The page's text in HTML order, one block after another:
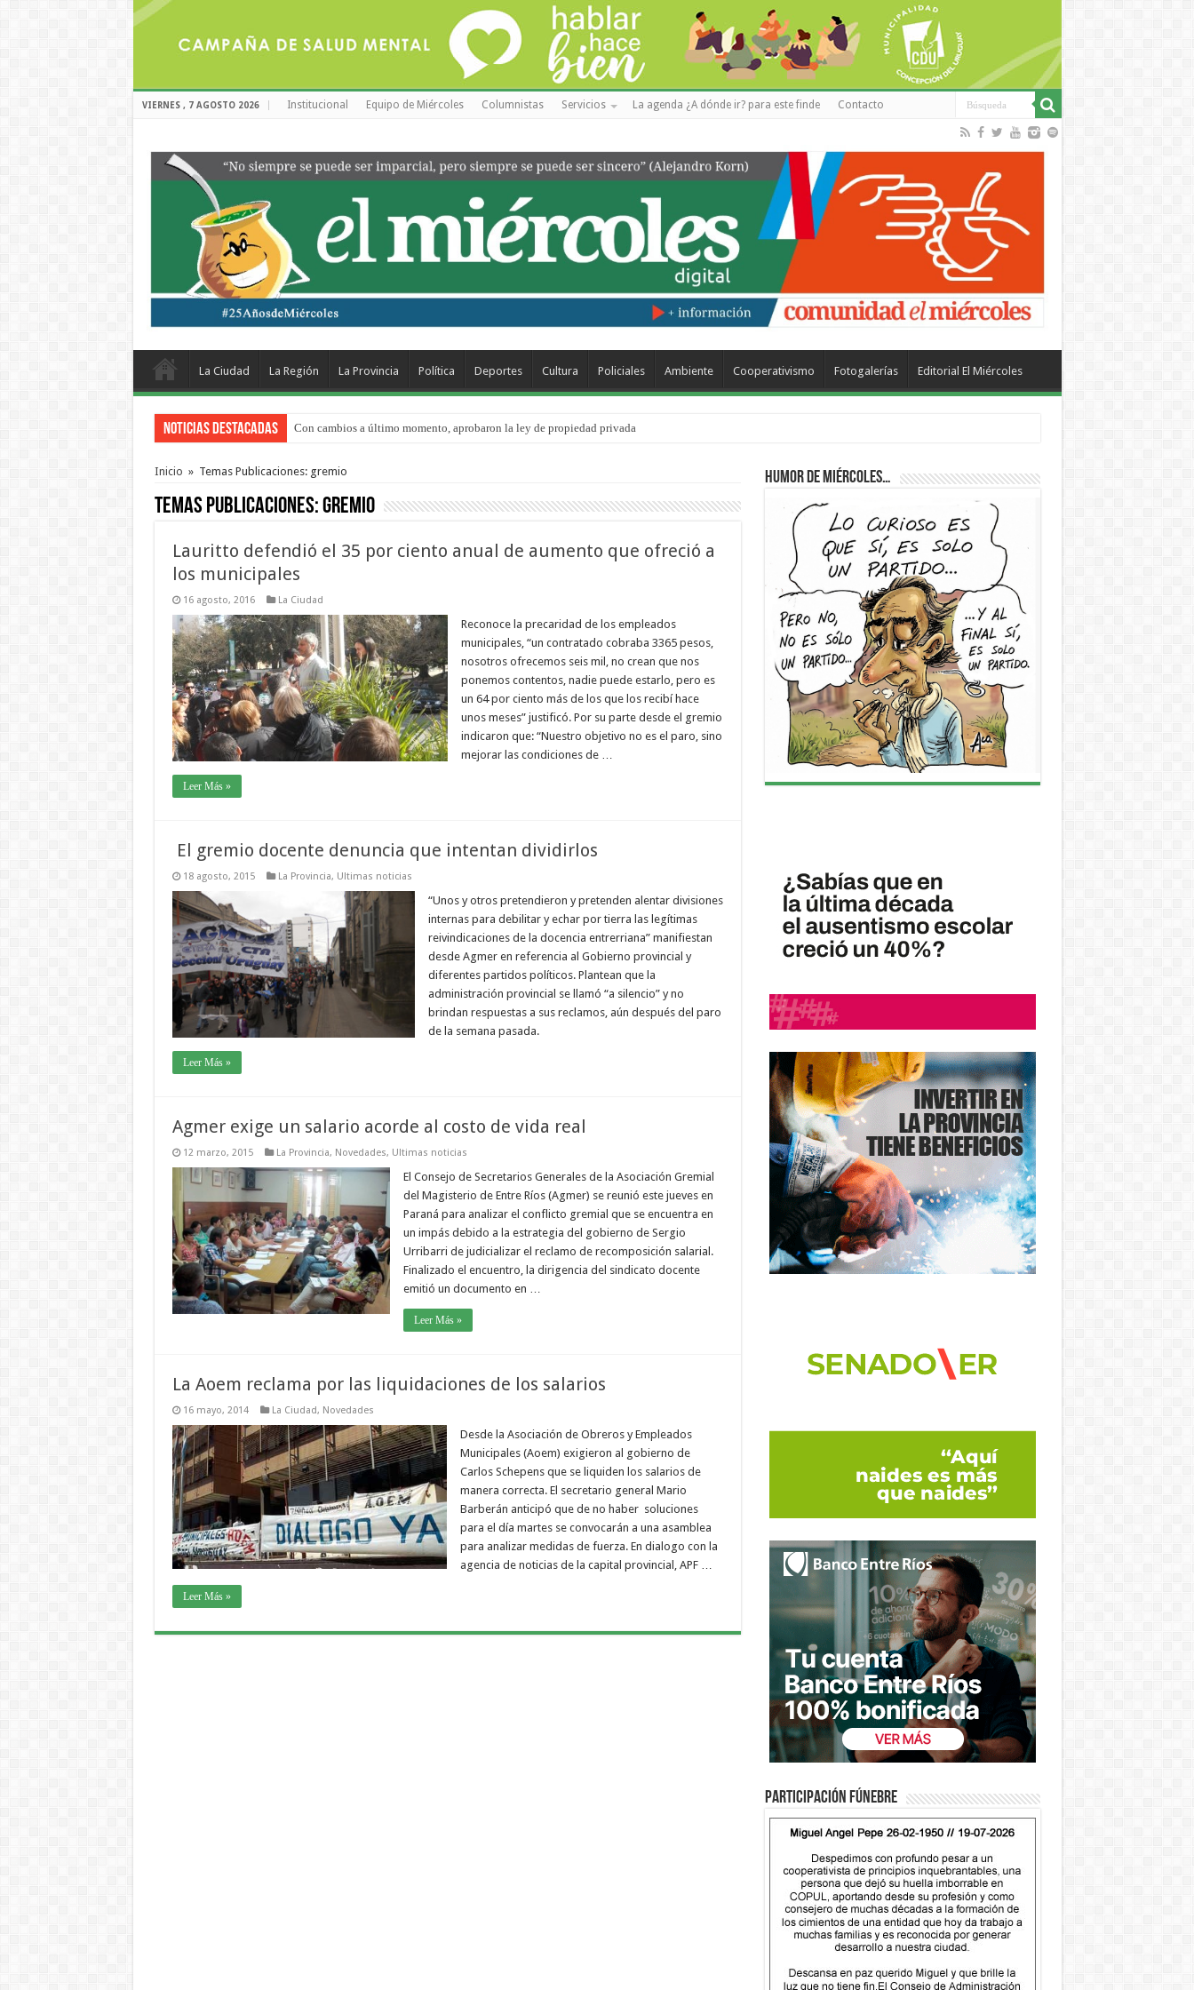
VIERNES , 7 AGOSTO 2026 Institucional Equipo de Miércoles Columnistas Servicios La agenda ¿A dónde ir? para este finde Contacto
La Ciudad La Región La Provincia Política Deportes Cultura Policiales Ambiente Cooperativismo Fotogalerías Editorial El Miércoles
Noticias Destacadas Con cambios a último momento, aprobaron la ley de propiedad privada
Del viernes 7 al domingo 9 de agosto: la agenda ¿A dónde ir? para este finde
Inicio » Temas Publicaciones: gremio
Temas Publicaciones:gremio
Lauritto defendió el 35 por ciento anual de aumento que ofreció a
los municipales
16 agosto, 2016 La Ciudad
Reconoce la precaridad de los empleados
municipales, “un contratado cobraba 3365 pesos,
nosotros ofrecemos seis mil, no crean que nos
ponemos contentos, nadie puede estarlo, pero es
un 64 por ciento más de los que los recibí hace
unos meses” justificó. Por su parte desde el gremio
indicaron que: “Nuestro objetivo no es el paro, sino
mejorar las condiciones de …
Leer Más »
El gremio docente denuncia que intentan dividirlos
18 agosto, 2015 La Provincia, Ultimas noticias
“Unos y otros pretendieron y pretenden alentar divisiones
internas para debilitar y echar por tierra las legítimas
reivindicaciones de la docencia entrerriana” manifiestan
desde Agmer en referencia al Gobierno provincial y
diferentes partidos políticos. Plantean que la
administración provincial se llamó “a silencio” y no
brindan respuestas a sus reclamos, aún después del paro
de la semana pasada.
Leer Más »
Agmer exige un salario acorde al costo de vida real
12 marzo, 2015 La Provincia, Novedades, Ultimas noticias
El Consejo de Secretarios Generales de la Asociación Gremial
del Magisterio de Entre Ríos (Agmer) se reunió este jueves en
Paraná para analizar el conflicto gremial que se encuentra en
un impás debido a la estrategia del gobierno de Sergio
Urribarri de judicializar el reclamo de recomposición salarial.
Finalizado el encuentro, la dirigencia del sindicato docente
emitió un documento en …
Leer Más »
La Aoem reclama por las liquidaciones de los salarios
16 mayo, 2014 La Ciudad, Novedades
Desde la Asociación de Obreros y Empleados
Municipales (Aoem) exigieron al gobierno de
Carlos Schepens que se liquiden los salarios de
manera correcta. El secretario general Mario
Barberán anticipó que de no haber soluciones
para el día martes se convocarán a una asamblea
para analizar medidas de fuerza. En dialogo con la
agencia de noticias de la capital provincial, APF …
Leer Más »
Humor de Miércoles…
Participación fúnebre